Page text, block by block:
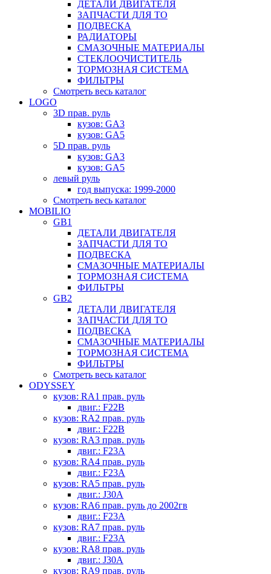
ДЕТАЛИ ДВИГАТЕЛЯ
ЗАПЧАСТИ ДЛЯ ТО
ПОДВЕСКА
РАДИАТОРЫ
СМАЗОЧНЫЕ МАТЕРИАЛЫ
СТЕКЛООЧИСТИТЕЛЬ
ТОРМОЗНАЯ СИСТЕМА
ФИЛЬТРЫ
Смотреть весь каталог
LOGO
3D прав. руль
кузов: GA3
кузов: GA5
5D прав. руль
кузов: GA3
кузов: GA5
левый руль
год выпуска: 1999-2000
Смотреть весь каталог
MOBILIO
GB1
ДЕТАЛИ ДВИГАТЕЛЯ
ЗАПЧАСТИ ДЛЯ ТО
ПОДВЕСКА
СМАЗОЧНЫЕ МАТЕРИАЛЫ
ТОРМОЗНАЯ СИСТЕМА
ФИЛЬТРЫ
GB2
ДЕТАЛИ ДВИГАТЕЛЯ
ЗАПЧАСТИ ДЛЯ ТО
ПОДВЕСКА
СМАЗОЧНЫЕ МАТЕРИАЛЫ
ТОРМОЗНАЯ СИСТЕМА
ФИЛЬТРЫ
Смотреть весь каталог
ODYSSEY
кузов: RA1 прав. руль
двиг.: F22B
кузов: RA2 прав. руль
двиг.: F22B
кузов: RA3 прав. руль
двиг.: F23A
кузов: RA4 прав. руль
двиг.: F23A
кузов: RA5 прав. руль
двиг.: J30A
кузов: RA6 прав. руль до 2002гв
двиг.: F23A
кузов: RA7 прав. руль
двиг.: F23A
кузов: RA8 прав. руль
двиг.: J30A
кузов: RA9 прав. руль